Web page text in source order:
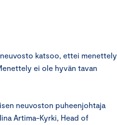
katsoo, ettei menettely
ei ole hyvän tavan
neuvoston puheenjohtaja
Artima-Kyrki, Head of